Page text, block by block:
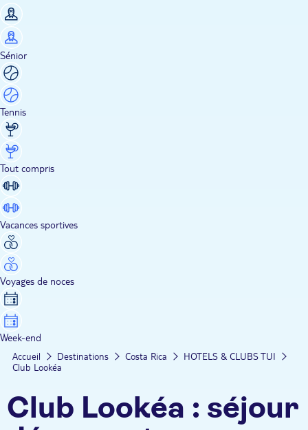
Sénior
Tennis
Tout compris
Vacances sportives
Voyages de noces
Week-end
Accueil Destinations Costa Rica
HOTELS & CLUBS TUI
Club Lookéa
Club Lookéa : séjour